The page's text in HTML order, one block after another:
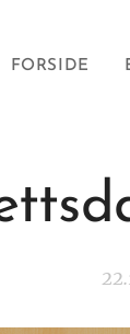
FORSIDE